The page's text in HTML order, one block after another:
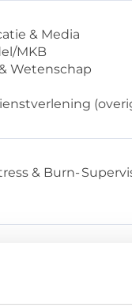
& Media
MKB
Wetenschap
& Burn-